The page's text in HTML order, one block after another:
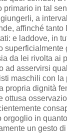
in tal
a
affinché tanto
e laddove, in
superficialmente
da lei rivolta ai
ad asservirsi
maschili con la
propria dignità
ottusa
orgoglio in
un gesto